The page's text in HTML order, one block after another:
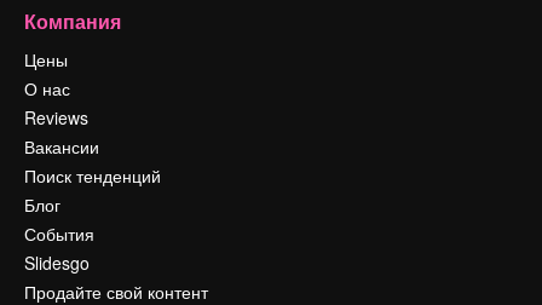
Компания
Цены
О нас
Reviews
Вакансии
Поиск тенденций
Блог
События
Slidesgo
Продайте свой контент